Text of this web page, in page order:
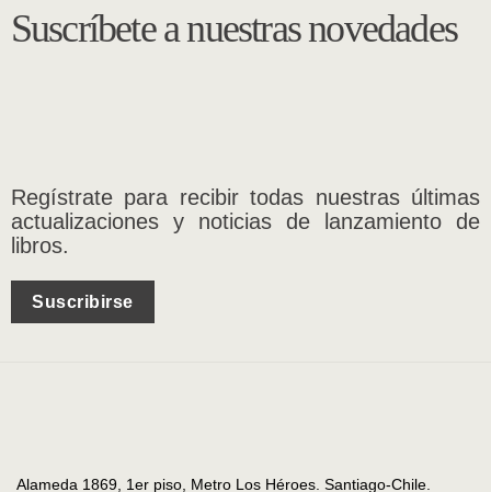
Suscríbete a nuestras novedades
Regístrate para recibir todas nuestras últimas
actualizaciones y noticias de lanzamiento de
libros.
Suscribirse
Alameda 1869, 1er piso, Metro Los Héroes. Santiago-Chile.